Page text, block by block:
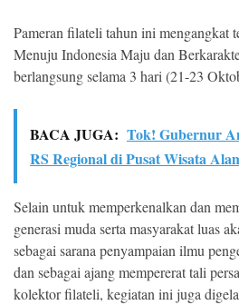
Pameran filateli tahun ini mengangkat
Menuju Indonesia Maju dan
berlangsung selama 3 hari (21-23
BACA JUGA: Tok! Gubernur
RS Regional di Pusat Wisata
Selain untuk memperkenalkan dan
generasi muda serta masyarakat luas
sebagai sarana penyampaian ilmu
dan sebagai ajang mempererat tali
kolektor filateli, kegiatan ini juga